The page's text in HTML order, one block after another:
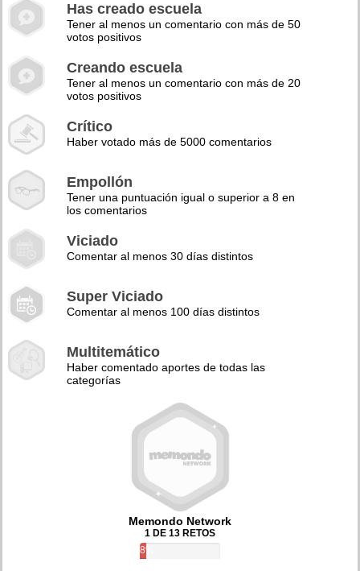
Has creado escuela
Tener al menos un comentario con más de 50
votos positivos
Creando escuela
Tener al menos un comentario con más de 20
votos positivos
Crítico
Haber votado más de 5000 comentarios
Empollón
Tener una puntuación igual o superior a 8 en
los comentarios
Viciado
Comentar al menos 30 días distintos
Super Viciado
Comentar al menos 100 días distintos
Multitemático
Haber comentado aportes de todas las
categorías
Memondo Network
1 DE 13 RETOS
8%